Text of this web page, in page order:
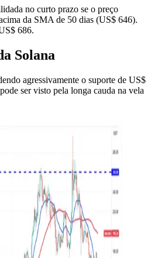
no curto prazo se o preço
da SMA de 50 dias (US$ 646).
686.
Solana
agressivamente o suporte de US$
ser visto pela longa cauda na vela